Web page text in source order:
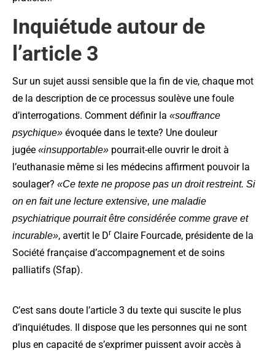
Inquiétude autour de
l’article 3
Sur un sujet aussi sensible que la fin de vie, chaque mot
de la description de ce processus soulève une foule
d’interrogations. Comment définir la «souffrance
psychique» évoquée dans le texte? Une douleur
jugée «insupportable» pourrait-elle ouvrir le droit à
l’euthanasie même si les médecins affirment pouvoir la
soulager? «Ce texte ne propose pas un droit restreint. Si
on en fait une lecture extensive, une maladie
psychiatrique pourrait être considérée comme grave et
incurable», avertit le Dr Claire Fourcade, présidente de la
Société française d’accompagnement et de soins
palliatifs (Sfap).
C’est sans doute l’article 3 du texte qui suscite le plus
d’inquiétudes. Il dispose que les personnes qui ne sont
plus en capacité de s’exprimer puissent avoir accès à